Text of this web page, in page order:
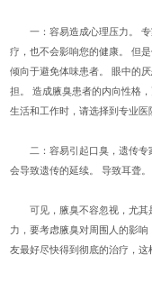
一：容易造成心理压力。 专
疗，也不会影响您的健康。 但
倾向于避免体味患者。 眼中的
担。 造成腋臭患者的内向性格
生活和工作时，请选择到专业医
二：容易引起口臭，遗传专
会导致遗传的延续。 导致耳聋。
可见，腋臭不容忽视，尤其
力，要考虑腋臭对周围人的影
友最好尽快得到彻底的治疗，这